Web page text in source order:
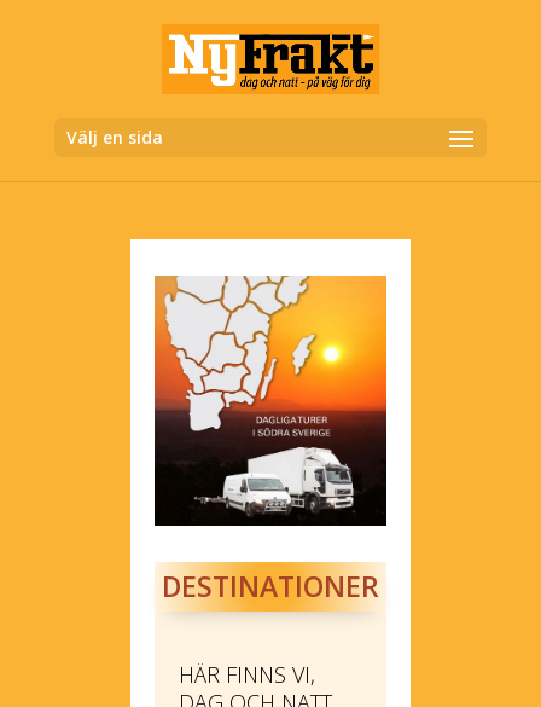
Välj en sida
DESTINATIONER
HÄR FINNS VI,